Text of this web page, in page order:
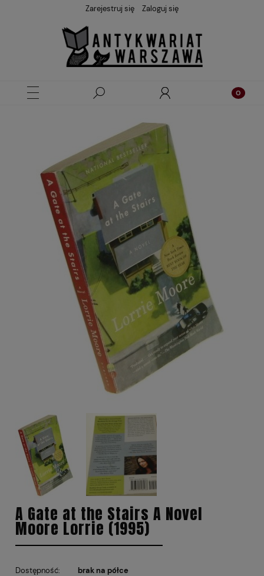
Zarejestruj się Zaloguj się
A Gate at the Stairs A Novel
Moore Lorrie (1995)
Dostępność: brak na półce